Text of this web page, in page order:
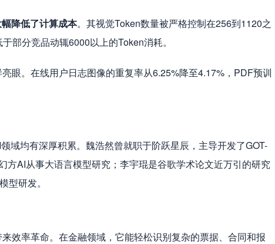
降低了计算成本。其视觉Token数量被严格控制在256到1120之
部分竞品动辄6000以上的Token消耗。
眼。在线用户日志图像的重复率从6.25%降至4.17%，PDF预训
域均有深厚积累。魏浩然曾就职于阶跃星辰，主导开发了GOT-
方AI从事大语言模型研究；李宇琨是谷歌学术论文近万引的研究
型研发。
效率革命。在金融领域，它能轻松识别复杂的票据、合同和报